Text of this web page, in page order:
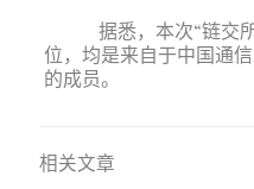
据悉，本次“链交
位，均是来自于中国通
的成员。
相关文章